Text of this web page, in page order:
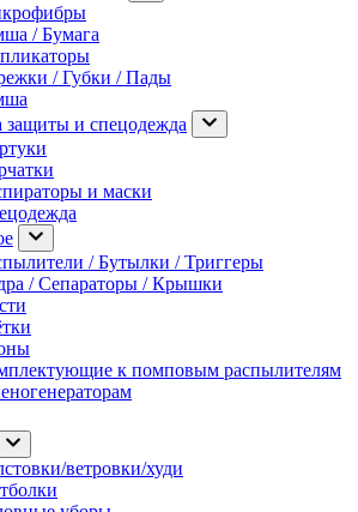
/ Бумага
/ Губки / Пады
защиты и спецодежда
и маски
/ Бутылки / Триггеры
/ Сепараторы / Крышки
к помповым распылителям
ветровки/худи